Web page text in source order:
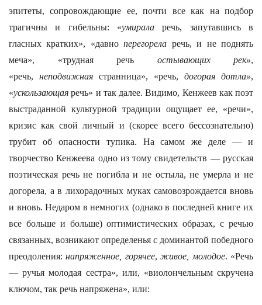
эпитеты, сопровождающие ее, почти все как на подбор
трагичны и гибельны: «умирала речь, запутавшись в
гласных кратких», «давноперегорела речь, и не поднять
меча», «трудная речь остывающих рек»,
«речь, неподвижная странница», «речь, догорая дотла»,
«ускользающая речь» и так далее. Видимо, Кенжеев как поэт
выстраданной культурной традиции ощущает ее, «речи»,
кризис как свой личный и (скорее всего бессознательно)
трубит об опасности тупика. На самом же деле — и
творчество Кенжеева одно из тому свидетельств — русская
поэтическая речь не погибла и не остыла, не умерла и не
догорела, а в лихорадочных муках самовозрождается вновь
и вновь. Недаром в немногих (однако в последней книге их
все больше и больше) оптимистических образах, с речью
связанных, возникают определенья с доминантой победного
преодоления:напряженное, горячее,живое, молодое. «Речь
— ручья молодая сестра», или, «виолончельным скручена
ключом, так речь напряжена», или: